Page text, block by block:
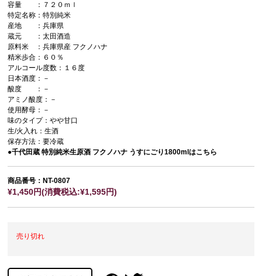
容量 ：７２０ｍｌ
特定名称：特別純米
産地 ：兵庫県
蔵元 ：太田酒造
原料米 ：兵庫県産 フクノハナ
精米歩合：６０％
アルコール度数：１６度
日本酒度：－
酸度 ：－
アミノ酸度：－
使用酵母：－
味のタイプ：やや甘口
生/火入れ：生酒
保存方法：要冷蔵
●千代田蔵 特別純米生原酒 フクノハナ うすにごり1800mlはこちら
商品番号：NT-0807
¥1,450円(消費税込:¥1,595円)
売り切れ